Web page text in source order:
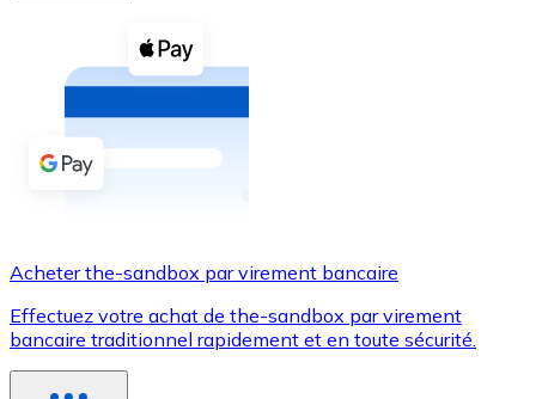
Coupons crypto
Achetez des cryptomonnaies en espèces et d'autres
Acheter avec espèces
Virement SEPA
Utilisez les cartes Visa et Mastercard pour acheter
Acheter avec carte
Acheter the-sandbox par virement bancaire
Effectuez votre achat de the-sandbox par virement
bancaire traditionnel rapidement et en toute sécurité.